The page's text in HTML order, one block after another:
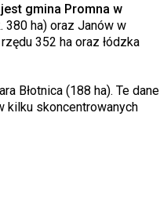
gmina Promna w
380 ha) oraz Janów w
352 ha oraz łódzka
Błotnica (188 ha). Te dane
kilku skoncentrowanych